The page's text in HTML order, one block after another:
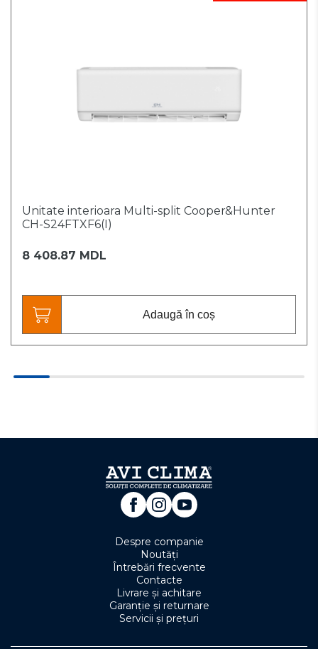
Unitate interioara Multi-split Cooper&Hunter
CH-S24FTXF6(I)
8 408.87 MDL
Adaugă în coș
Despre companie
Noutăți
Întrebări frecvente
Contacte
Livrare și achitare
Garanție și returnare
Servicii și prețuri